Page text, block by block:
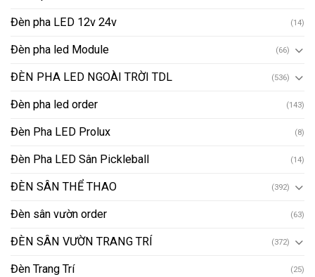
Đèn pha LED 12v 24v (14)
Đèn pha led Module (66)
ĐÈN PHA LED NGOÀI TRỜI TDL (536)
Đèn pha led order (143)
Đèn Pha LED Prolux (8)
Đèn Pha LED Sân Pickleball (14)
ĐÈN SÂN THỂ THAO (392)
Đèn sân vườn order (63)
ĐÈN SÂN VƯỜN TRANG TRÍ (372)
Đèn Trang Trí (25)